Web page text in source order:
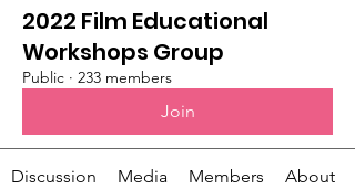
2022 Film Educational
Workshops Group
Public · 233 members
Join
Discussion Media Members About